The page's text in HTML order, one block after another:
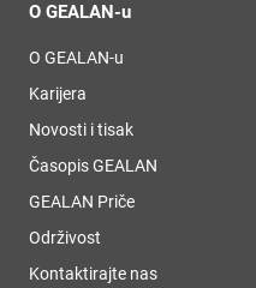
O GEALAN-u
O GEALAN-u
Karijera
Novosti i tisak
Časopis GEALAN
GEALAN Priče
Održivost
Kontaktirajte nas